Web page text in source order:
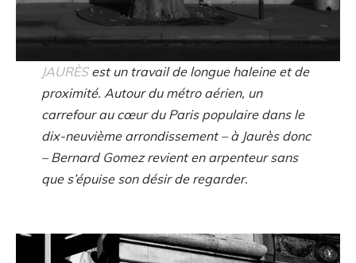
JAURÈS est un travail de longue haleine et de
proximité. Autour du métro aérien, un
carrefour au cœur du Paris populaire dans le
dix-neuvième arrondissement – à Jaurès donc
– Bernard Gomez revient en arpenteur sans
que s’épuise son désir de regarder.